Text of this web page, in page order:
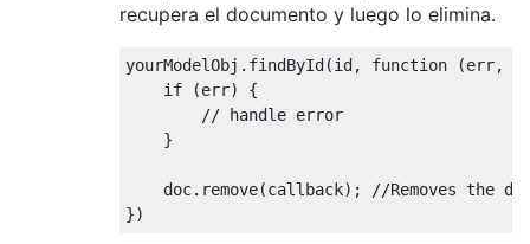
recupera el documento y luego lo elimina.
yourModelObj . findById(id, function (err,
if
(err)
{
// handle error
}
    doc
. remove(callback);
//Removes the
})